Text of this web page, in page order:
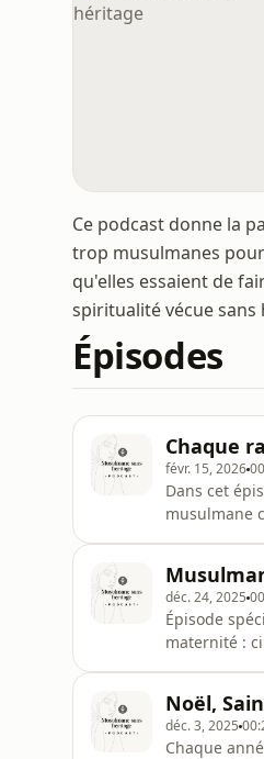
Ce podcast donne la
trop musulmanes
qu'elles essaient de
spiritualité vécue
Épisodes
Chaque
févr. 15, 2026
Dans cet
musulmane
connectée à
déc. 24, 2025
Épisode
maternité :
Noël,
déc. 3, 2025
Chaque